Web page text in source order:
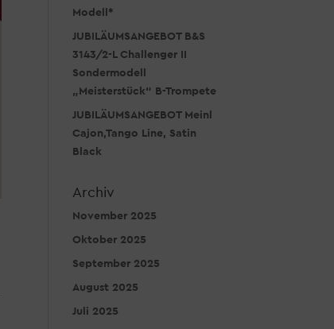
Modell*
JUBILÄUMSANGEBOT B&S
3143/2-L Challenger II
Sondermodell
„Meisterstück“ B-Trompete
JUBILÄUMSANGEBOT Meinl
Cajon,Tango Line, Satin
Black
Archiv
November 2025
Oktober 2025
September 2025
August 2025
Juli 2025